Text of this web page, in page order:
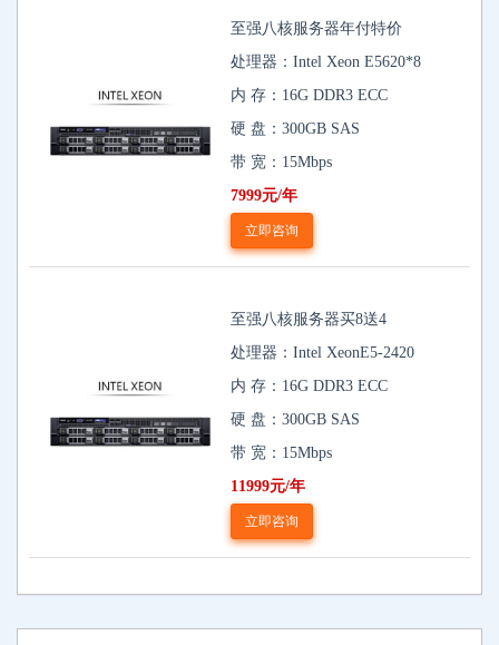
至强八核服务器年付特价
处理器：Intel Xeon E5620*8
内 存：16G DDR3 ECC
硬 盘：300GB SAS
带 宽：15Mbps
7999元/年
立即咨询
至强八核服务器买8送4
处理器：Intel XeonE5-2420
内 存：16G DDR3 ECC
硬 盘：300GB SAS
带 宽：15Mbps
11999元/年
立即咨询